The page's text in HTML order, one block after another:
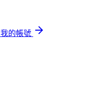
我的帳號